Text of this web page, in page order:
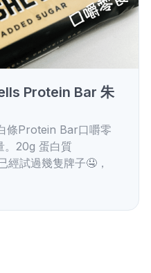
Protein Bar 朱
條Protein Bar口嚼零
。20g 蛋白質
試過幾隻牌子🤤，